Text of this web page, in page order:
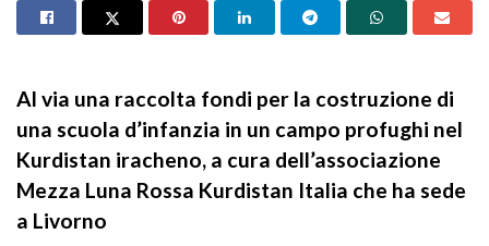
Al via una raccolta fondi per la costruzione di
una scuola d’infanzia in un campo profughi nel
Kurdistan iracheno, a cura dell’associazione
Mezza Luna Rossa Kurdistan Italia che ha sede
a Livorno